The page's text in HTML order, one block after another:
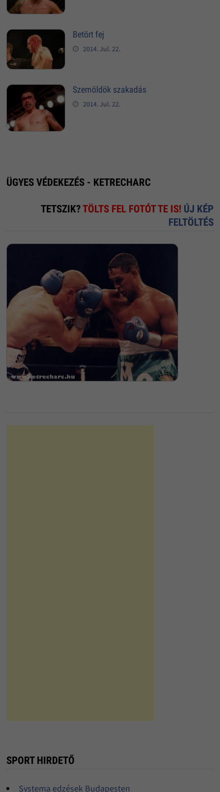
Betört fej
2014. Jul. 22.
Szemöldök szakadás
2014. Jul. 22.
ÜGYES VÉDEKEZÉS - KETRECHARC
TETSZIK?TÖLTS FEL FOTÓT TE IS! ÚJ KÉP
FELTÖLTÉS
SPORT HIRDETŐ
Systema edzések Budapesten